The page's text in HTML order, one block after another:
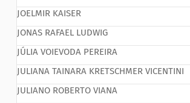
JOELMIR KAISER
JONAS RAFAEL LUDWIG
JÚLIA VOIEVODA PEREIRA
JULIANA TAINARA KRETSCHMER VICENTINI
JULIANO ROBERTO VIANA